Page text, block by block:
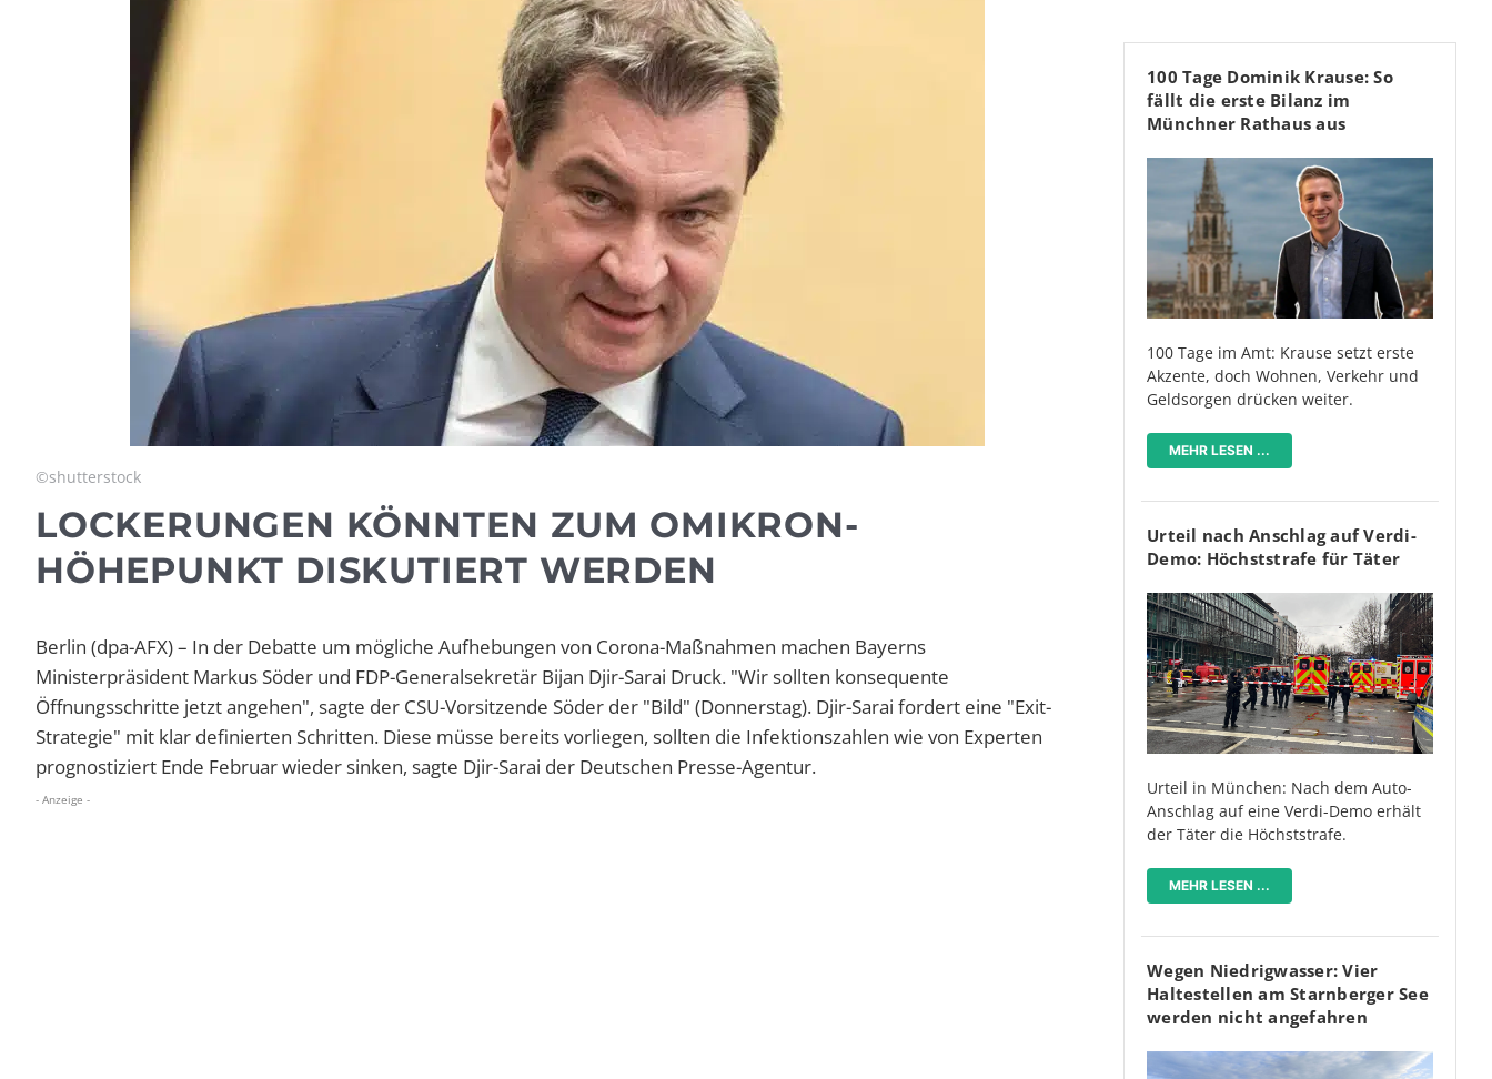
©shutterstock
LOCKERUNGEN KÖNNTEN ZUM OMIKRON-
HÖHEPUNKT DISKUTIERT WERDEN
Berlin (dpa-AFX)– In der Debatte um mögliche Aufhebungen von Corona-Maßnahmen machen Bayerns
Ministerpräsident Markus Söder und FDP-Generalsekretär Bijan Djir-Sarai Druck. "Wir sollten konsequente
Öffnungsschritte jetzt angehen", sagte der CSU-Vorsitzende Söder der "Bild" (Donnerstag). Djir-Sarai fordert eine "Exit-
Strategie" mit klar definierten Schritten. Diese müsse bereits vorliegen, sollten die Infektionszahlen wie von Experten
prognostiziert Ende Februar wieder sinken, sagte Djir-Sarai der Deutschen Presse-Agentur.
- Anzeige -
100 Tage Dominik Krause: So
fällt die erste Bilanz im
Münchner Rathaus aus
100 Tage im Amt: Krause setzt erste
Akzente, doch Wohnen, Verkehr und
Geldsorgen drücken weiter.
MEHR LESEN ...
Urteil nach Anschlag auf Verdi-
Demo: Höchststrafe für Täter
Urteil in München: Nach dem Auto-
Anschlag auf eine Verdi-Demo erhält
der Täter die Höchststrafe.
MEHR LESEN ...
Wegen Niedrigwasser: Vier
Haltestellen am Starnberger See
werden nicht angefahren